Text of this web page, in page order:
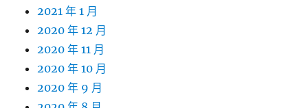
2021 年 1 月
2020 年 12 月
2020 年 11 月
2020 年 10 月
2020 年 9 月